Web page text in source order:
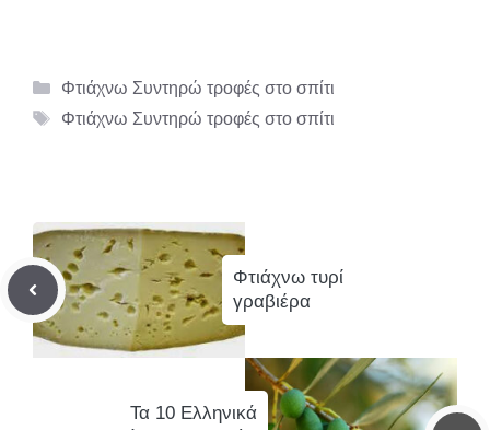
Κατηγορίες
Φτιάχνω Συντηρώ τροφές στο σπίτι
Ετικέτες
Φτιάχνω Συντηρώ τροφές στο σπίτι
Φτιάχνω τυρί
γραβιέρα
Τα 10 Ελληνικά